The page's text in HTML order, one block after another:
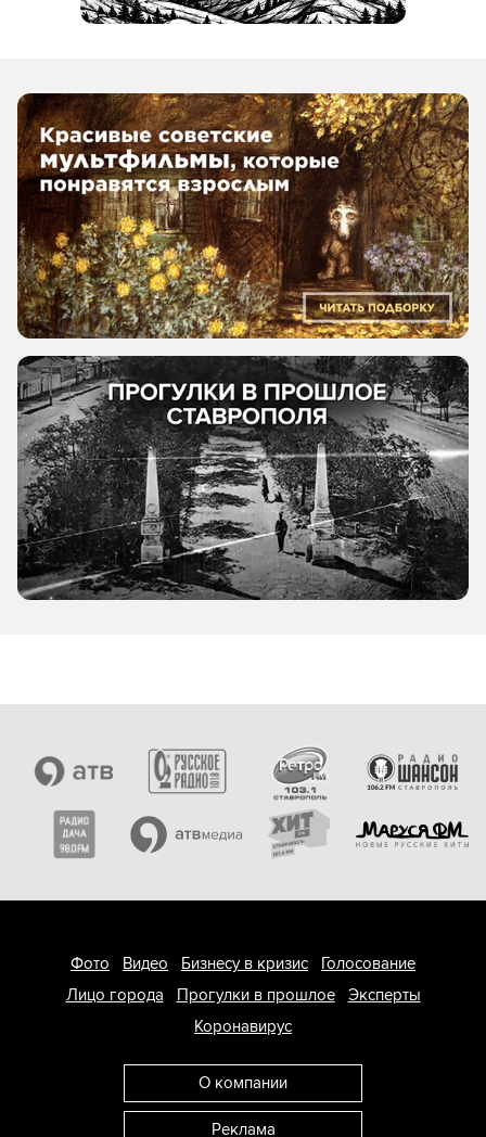
Фото Видео Бизнесу в кризис
Голосование
Лицо города
Прогулки в прошлое
Эксперты
Коронавирус
О компании
Реклама